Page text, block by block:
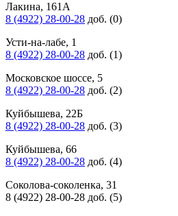
Лакина, 161А
8 (4922) 28-00-28 доб. (0)
Усти-на-лабе, 1
8 (4922) 28-00-28 доб. (1)
Московское шоссе, 5
8 (4922) 28-00-28 доб. (2)
Куйбышева, 22Б
8 (4922) 28-00-28 доб. (3)
Куйбышева, 66
8 (4922) 28-00-28 доб. (4)
Соколова-соколенка, 31
8 (4922) 28-00-28 доб. (5)